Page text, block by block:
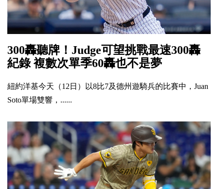
300轟聽牌！Judge可望挑戰最速300轟
紀錄 複數次單季60轟也不是夢
紐約洋基今天（12日）以8比7及德州遊騎兵的比賽中，Juan
Soto單場雙響，......